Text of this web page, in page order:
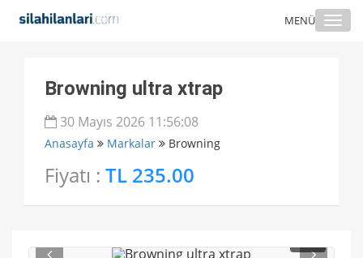
MENÜ
Browning ultra xtrap
30 Mayıs 2026 11:56:08
Anasayfa Markalar Browning
Fiyatı : TL 235.00
1/ 5